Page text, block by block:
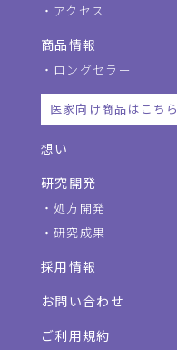
アクセス
商品情報
ロングセラー
医家向け商品はこちら
想い
研究開発
処方開発
研究成果
採用情報
お問い合わせ
ご利用規約